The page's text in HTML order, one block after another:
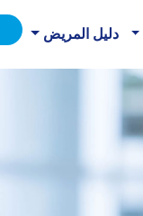
دليل المريض